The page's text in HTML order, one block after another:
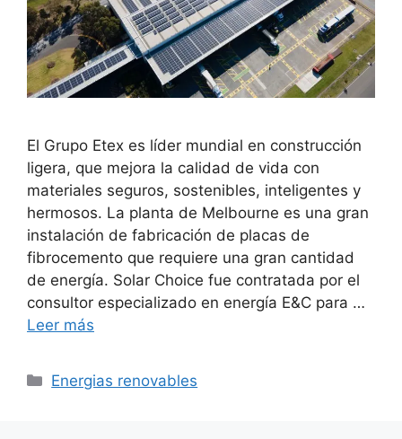
El Grupo Etex es líder mundial en construcción
ligera, que mejora la calidad de vida con
materiales seguros, sostenibles, inteligentes y
hermosos. La planta de Melbourne es una gran
instalación de fabricación de placas de
fibrocemento que requiere una gran cantidad
de energía. Solar Choice fue contratada por el
consultor especializado en energía E&C para …
Leer más
Categorías
Energias renovables